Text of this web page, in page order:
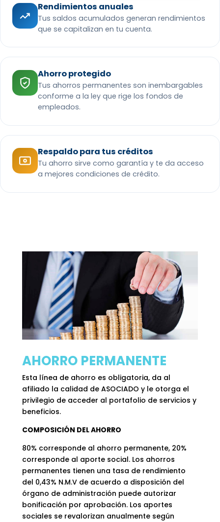
Rendimientos anuales
Tus saldos acumulados generan rendimientos
que se capitalizan en tu cuenta.
Ahorro protegido
Tus ahorros permanentes son inembargables
conforme a la ley que rige los fondos de
empleados.
Respaldo para tus créditos
Tu ahorro sirve como garantía y te da acceso
a mejores condiciones de crédito.
AHORRO PERMANENTE
Esta línea de ahorro es obligatoria, da al
afiliado la calidad de ASOCIADO y le otorga el
privilegio de acceder al portafolio de servicios y
beneficios.
COMPOSICIÓN DEL AHORRO
80% corresponde al ahorro permanente, 20%
corresponde al aporte social. Los ahorros
permanentes tienen una tasa de rendimiento
del 0,43% N.M.V de acuerdo a disposición del
órgano de administración puede autorizar
bonificación por aprobación. Los aportes
sociales se revalorizan anualmente según